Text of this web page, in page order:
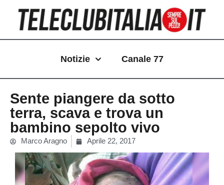
contenuto
Notizie Canale 77
Sente piangere da sotto
terra, scava e trova un
bambino sepolto vivo
Marco Aragno Aprile 22, 2017